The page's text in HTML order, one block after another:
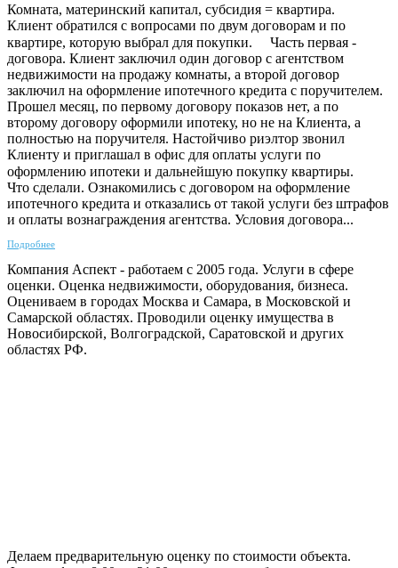
Комната, материнский капитал, субсидия = квартира. ⠀
Клиент обратился с вопросами по двум договорам и по
квартире, которую выбрал для покупки. ⠀ Часть первая -
договора. Клиент заключил один договор с агентством
недвижимости на продажу комнаты, а второй договор
заключил на оформление ипотечного кредита с поручителем.
Прошел месяц, по первому договору показов нет, а по
второму договору оформили ипотеку, но не на Клиента, а
полностью на поручителя. Настойчиво риэлтор звонил
Клиенту и приглашал в офис для оплаты услуги по
оформлению ипотеки и дальнейшую покупку квартиры. ⠀
Что сделали. Ознакомились с договором на оформление
ипотечного кредита и отказались от такой услуги без штрафов
и оплаты вознаграждения агентства. Условия договора...
Подробнее
Компания Аспект - работаем с 2005 года. Услуги в сфере
оценки. Оценка недвижимости, оборудования, бизнеса.
Оцениваем в городах Москва и Самара, в Московской и
Самарской областях. Проводили оценку имущества в
Новосибирской, Волгоградской, Саратовской и других
областях РФ.
Делаем предварительную оценку по стоимости объекта.